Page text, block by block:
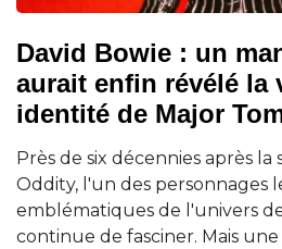
David Bowie : un
aurait enfin révélé la
identité de Major
Près de six décennies après la
Oddity, l'un des personnages
emblématiques de l'univers
continue de fasciner. Mais